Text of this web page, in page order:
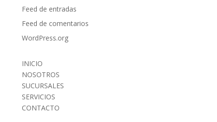
Feed de entradas
Feed de comentarios
WordPress.org
INICIO
NOSOTROS
SUCURSALES
SERVICIOS
CONTACTO